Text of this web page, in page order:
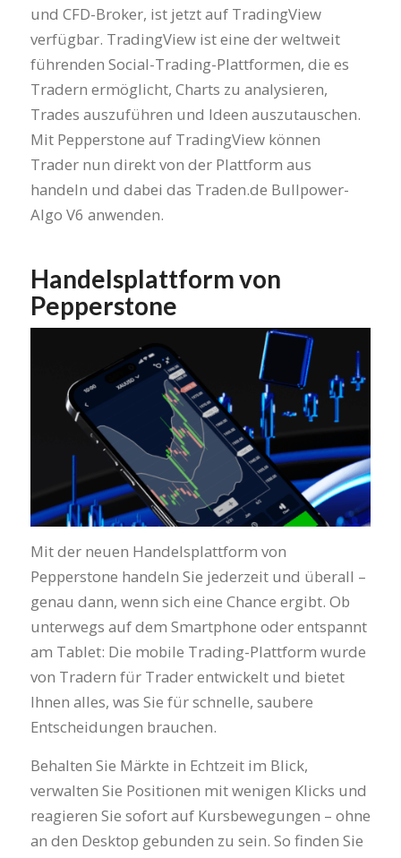
und CFD-Broker, ist jetzt auf TradingView
verfügbar. TradingView ist eine der weltweit
führenden Social-Trading-Plattformen, die es
Tradern ermöglicht, Charts zu analysieren,
Trades auszuführen und Ideen auszutauschen.
Mit Pepperstone auf TradingView können
Trader nun direkt von der Plattform aus
handeln und dabei das Traden.de Bullpower-
Algo V6 anwenden.
Handelsplattform von
Pepperstone
Mit der neuen Handelsplattform von
Pepperstone handeln Sie jederzeit und überall –
genau dann, wenn sich eine Chance ergibt. Ob
unterwegs auf dem Smartphone oder entspannt
am Tablet: Die mobile Trading-Plattform wurde
von Tradern für Trader entwickelt und bietet
Ihnen alles, was Sie für schnelle, saubere
Entscheidungen brauchen.
Behalten Sie Märkte in Echtzeit im Blick,
verwalten Sie Positionen mit wenigen Klicks und
reagieren Sie sofort auf Kursbewegungen – ohne
an den Desktop gebunden zu sein. So finden Sie